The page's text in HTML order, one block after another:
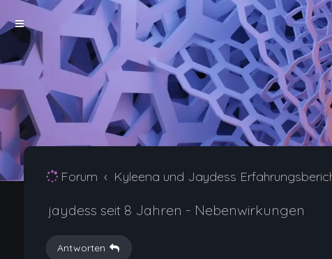
Forum Kyleena und Jaydess
jaydess seit 8 Jahren - Nebenwirkungen
Antworten